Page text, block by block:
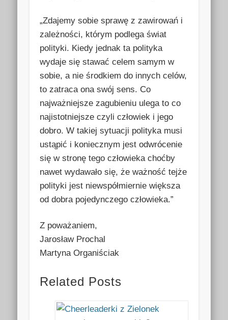
„Zdajemy sobie sprawę z zawirowań i
zależności, którym podlega świat
polityki. Kiedy jednak ta polityka
wydaje się stawać celem samym w
sobie, a nie środkiem do innych celów,
to zatraca ona swój sens. Co
najważniejsze zagubieniu ulega to co
najistotniejsze czyli człowiek i jego
dobro. W takiej sytuacji polityka musi
ustąpić i koniecznym jest odwrócenie
się w stronę tego człowieka choćby
nawet wydawało się, że ważność tejże
polityki jest niewspółmiernie większa
od dobra pojedynczego człowieka.”
Z poważaniem,
Jarosław Prochal
Martyna Organiściak
Related Posts